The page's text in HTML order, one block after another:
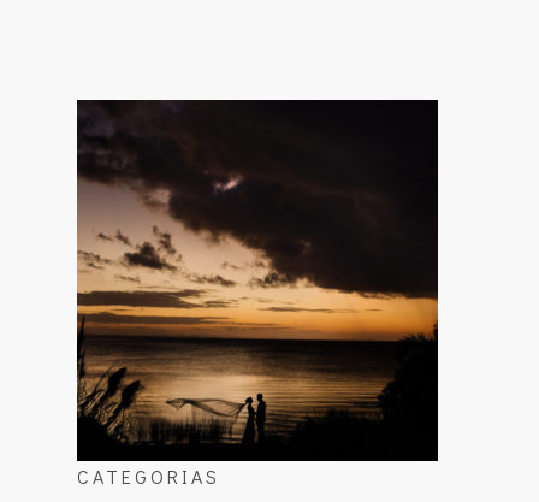
CATEGORIAS